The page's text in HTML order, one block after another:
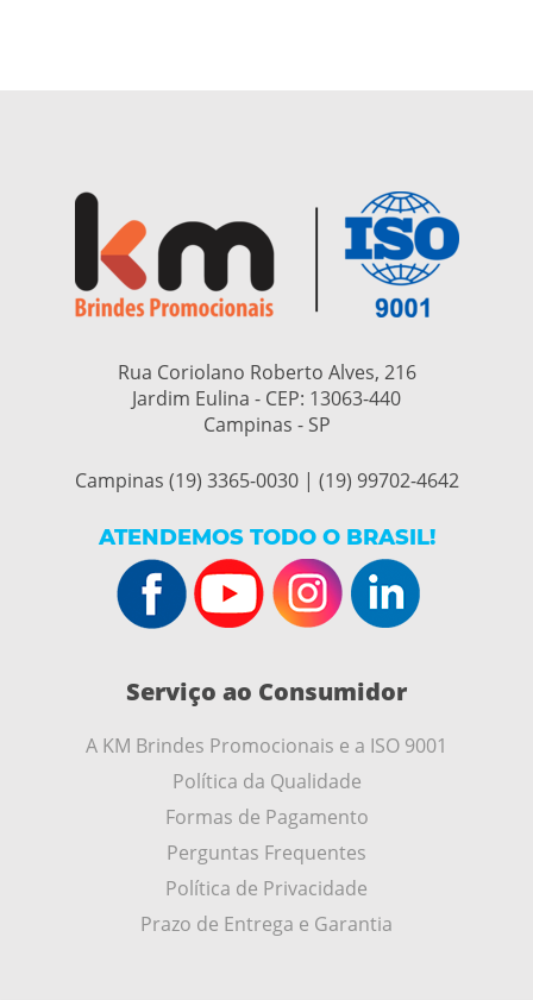
Rua Coriolano Roberto Alves, 216
Jardim Eulina - CEP: 13063-440
Campinas - SP
Campinas (19) 3365-0030 | (19) 99702-4642
ATENDEMOS TODO O BRASIL!
Serviço ao Consumidor
A KM Brindes Promocionais e a ISO 9001
Política da Qualidade
Formas de Pagamento
Perguntas Frequentes
Política de Privacidade
Prazo de Entrega e Garantia